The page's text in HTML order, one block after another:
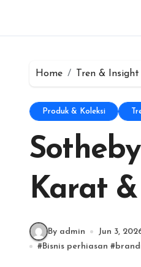
Home Tren & Insight
Produk & Koleksi
Karat
By admin Jun 3,
#Bisnis perhiasan #